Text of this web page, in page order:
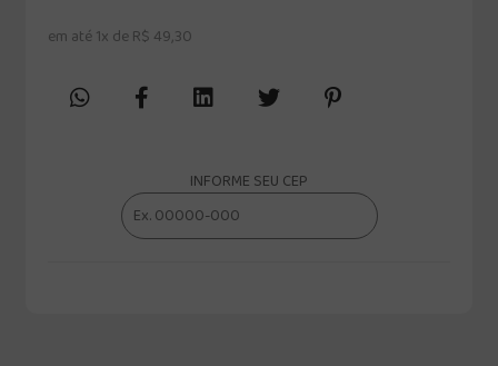
em até 1x de R$ 49,30
INFORME SEU CEP